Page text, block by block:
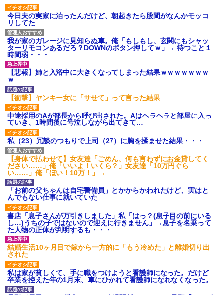
果・・・
私「初めて飲む味だけどなん
のお茶？」彼「ちっ！」私「」
【GIF】JSのカンチョーワロ
タ
後続車にクラクションを鳴ら
され彼氏が逆切れ。「何クラク
ション鳴らしてんだ！降りてこ
いよ！」と怒鳴りだし...
【衝撃】報酬100万円超の治験
募集がこちらｗｗｗｗｗ(※画像
あり)
【ネット騒然】惨殺されたタ
ワマン頂き女子のこの動画、す
げえええええｗｗｗｗｗｗｗｗ
ｗｗｗ
【愕然】白のクラウン俺氏、
高速道路左車線を制限速度で走
った結果wwwwwwwwwwww
百年の恋12-899 食べた量を
張り合ってくる
【悲報】佐藤輝明・・・２軍
でも盛大にやらかす←あまり悲
しませないでくれ
今日夫の実家に泊ったんだけど、朝起きたら股間がなんかモッコ
リしてた
我が家のガレージに見知らぬ車。俺「もしもし、玄関にもシャッ
ターリモコンあるだろ？DOWNのボタン押してｗ」→ 待つこと１
時間弱・・・
【悲報】姉と入浴中に大きくなってしまった結果ｗｗｗｗｗｗｗ
ｗ
【衝撃】ヤンキー女に「サせて」って言った結果
中途採用のAが部長から呼び出された。Aはヘラヘラと部屋に入っ
ていき、1時間後に号泣しながら出てきて…
私（23）冗談のつもりで上司（27）に胸を揉ませた結果・・・
【身体で払わせて】女友達「ごめん、何も言わずにお金貸してく
ださい……」俺「いいよ！いくら？」女友達「10万円ぐら
い……」俺「ほい！10万！」→
「お前の父ちゃんは自宅警備員」とかからかわれたけど、実はと
んでもない仕事に就いていた
書店「息子さんが万引きしました」私「はっ？(息子目の前にいる
し…)うちの子ではないので迎えに行きません」→息子を名乗って
た人物の正体が判明するも・・・
結婚生活10ヶ月目で嫁から一方的に「もう冷めた」と離婚切り出
された
私は家が貧しくて、手に職をつけようと看護師になった。だけど
卒業を控えた年の1月末、車にひかれて看護師になれなくなった。